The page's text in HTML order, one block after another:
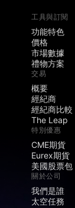
工具與訂閱
功能特色
價格
市場數據
禮物方案
交易
概要
經紀商
經紀商比較
The Leap
特別優惠
CME期貨
Eurex期貨
美國股票包
關於公司
我們是誰
太空任務